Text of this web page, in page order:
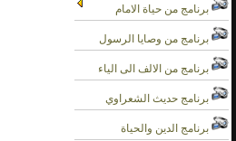
برنامج من حياة الامام
برنامج من وصايا الرسول
برنامج من الالف الى الياء
برنامج حديث الشعراوي
برنامج الدين والحياة